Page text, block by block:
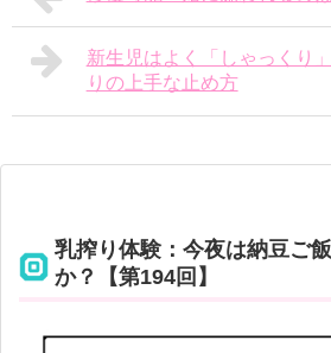
新生児はよく「しゃっくり
りの上手な止め方
乳搾り体験：今夜は納豆ご
か？【第194回】